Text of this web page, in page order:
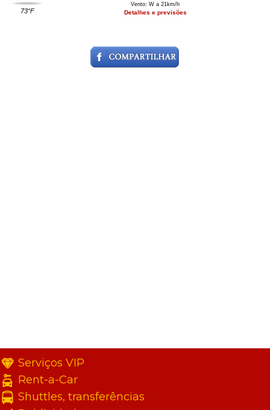
73°F
Vento: W a 21km/h
Detalhes e previsões
Serviços VIP
Rent-a-Car
Shuttles, transferências